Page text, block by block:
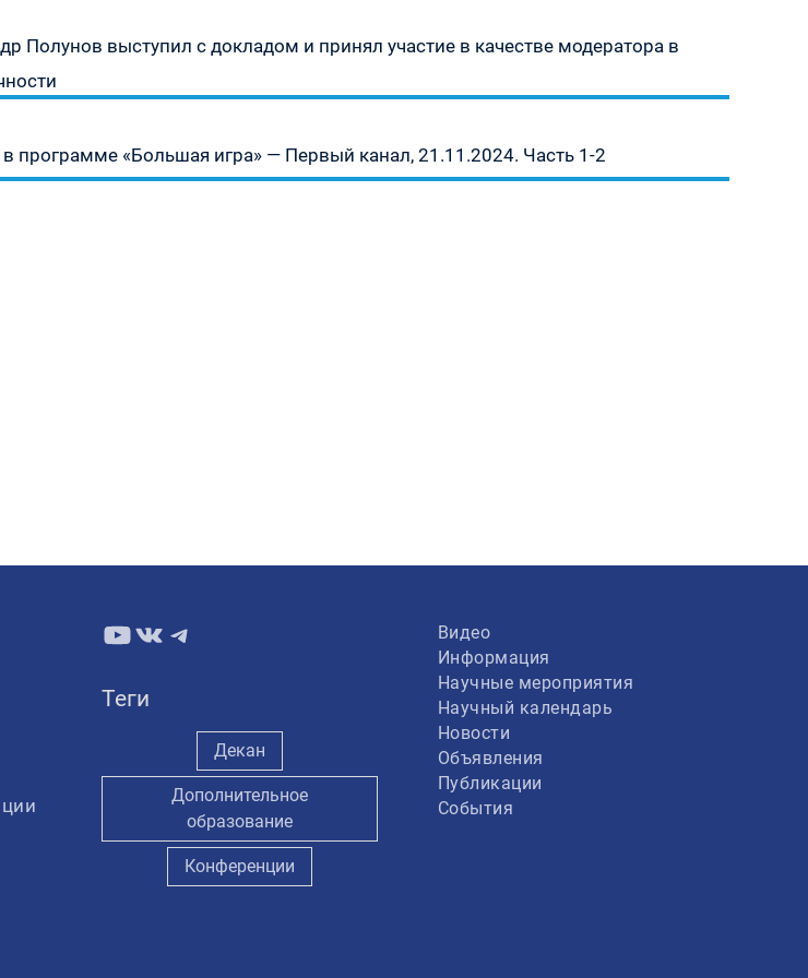
Полунов выступил с докладом и принял участие в качестве модератора в
программе «Большая игра» — Первый канал, 21.11.2024. Часть 1-2
YouTube
ВКонтакте
Telegram
Теги
Декан
Дополнительное
образование
Конференции
Видео
Информация
Научные мероприятия
Научный календарь
Новости
Объявления
Публикации
События